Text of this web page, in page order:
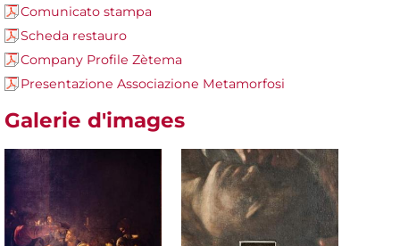
Comunicato stampa
Scheda restauro
Company Profile Zètema
Presentazione Associazione Metamorfosi
Galerie d'images